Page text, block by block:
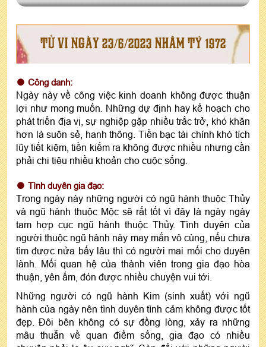
TỬ VI NGÀY 23/6/2023 NHÂM TÝ 1972
Công danh:
Ngày này về công việc kinh doanh không được thuận
lợi như mong muốn. Những dự định hay kế hoạch cho
phát triển địa vị, sự nghiệp gặp nhiều trắc trở, khó khăn
hơn là suôn sẻ, hanh thông. Tiền bạc tài chính khó tích
lũy tiết kiệm, tiền kiếm ra không được nhiều nhưng cần
phải chi tiêu nhiều khoản cho cuộc sống.
Tình duyên gia đạo:
Trong ngày này những người có ngũ hành thuộc Thủy
và ngũ hành thuộc Mộc sẽ rất tốt vì đây là ngày ngày
tam hợp cục ngũ hành thuộc Thủy. Tình duyên của
người thuộc ngũ hành này may mắn vô cùng, nếu chưa
tìm được nửa bấy lâu thì có người mai mối cho duyên
lành. Mối quan hệ của thành viên trong gia đạo hòa
thuận, yên ấm, đón được nhiều chuyện vui tới.
Những người có ngũ hành Kim (sinh xuất) với ngũ
hành của ngày nên tình duyên tình cảm không được tốt
đẹp. Đôi bên không có sự đồng lòng, xảy ra những
mâu thuẫn về quan điểm sống, gia đạo có nhiều